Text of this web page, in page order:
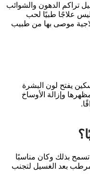
تراكم الدهون والشوائب
علاجًا طبيًا لحب
موصى بها من طبيب
يفتح لون البشرة
وإزالة الأوساخ
بذلك وكان مناسبًا
بعد الغسيل لتجنب